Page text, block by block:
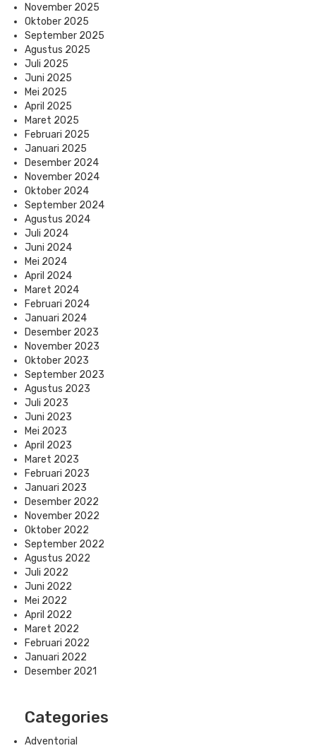
November 2025
Oktober 2025
September 2025
Agustus 2025
Juli 2025
Juni 2025
Mei 2025
April 2025
Maret 2025
Februari 2025
Januari 2025
Desember 2024
November 2024
Oktober 2024
September 2024
Agustus 2024
Juli 2024
Juni 2024
Mei 2024
April 2024
Maret 2024
Februari 2024
Januari 2024
Desember 2023
November 2023
Oktober 2023
September 2023
Agustus 2023
Juli 2023
Juni 2023
Mei 2023
April 2023
Maret 2023
Februari 2023
Januari 2023
Desember 2022
November 2022
Oktober 2022
September 2022
Agustus 2022
Juli 2022
Juni 2022
Mei 2022
April 2022
Maret 2022
Februari 2022
Januari 2022
Desember 2021
Categories
Adventorial